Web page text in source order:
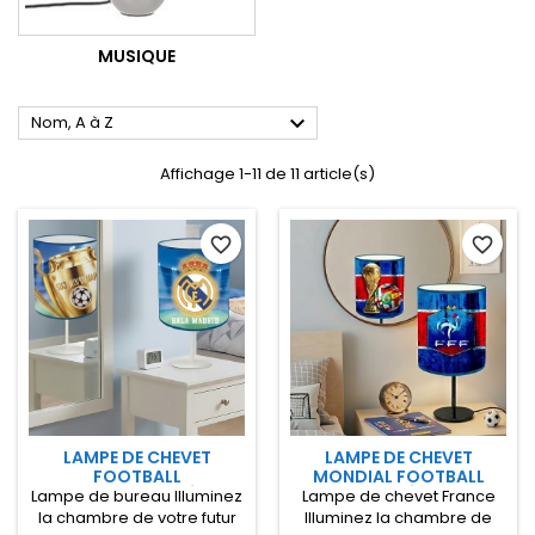
MUSIQUE
Nom, A à Z 
Affichage 1-11 de 11 article(s)
LAMPE DE CHEVET
FOOTBALL
PERSONNALISÉE
Lampe de bureau Illuminez
la chambre de votre futur
favorite_border
LAMPE DE CHEVET
MONDIAL FOOTBALL
PERSONNALISÉE - FRANCE
Lampe de chevet France
Illuminez la chambre de
favorite_border